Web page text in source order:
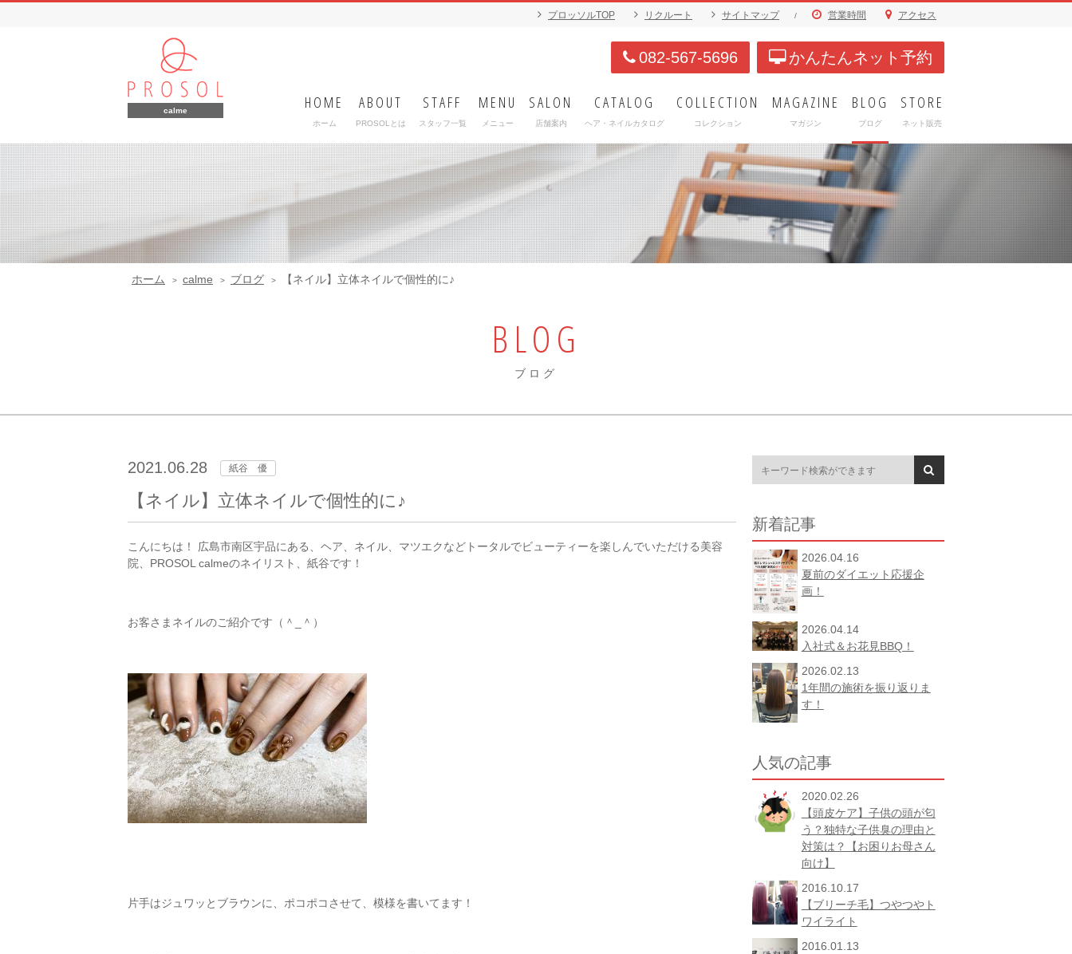
プロッソルTOP リクルート サイトマップ / 営業時間 アクセス
calme
082-567-5696 かんたんネット予約
HOME
ホーム
ABOUT
PROSOLとは
STAFF
スタッフ一覧
MENU
メニュー
SALON
店舗案内
CATALOG
ヘア・ネイルカタログ
COLLECTION
コレクション
MAGAZINE
マガジン
BLOG
ブログ
STORE
ネット販売
ホーム calme ブログ 【ネイル】立体ネイルで個性的に♪
BLOG
ブログ
2021.06.28 紙谷 優
【ネイル】立体ネイルで個性的に♪
こんにちは！ 広島市南区宇品にある、ヘア、ネイル、マツエクなどトータルでビューティーを楽しんでいただける美容
院、PROSOL calmeのネイリスト、紙谷です！
お客さまネイルのご紹介です（＾_＾）
片手はジュワッとブラウンに、ポコポコさせて、模様を書いてます！
新着記事
2026.04.16
夏前のダイエット応援企
画！
2026.04.14
入社式＆お花見BBQ！
2026.02.13
1年間の施術を振り返りま
す！
人気の記事
2020.02.26
【頭皮ケア】子供の頭が匂
う？独特な子供臭の理由と
対策は？【お困りお母さん
向け】
2016.10.17
【ブリーチ毛】つやつやト
ワイライト
2016.01.13